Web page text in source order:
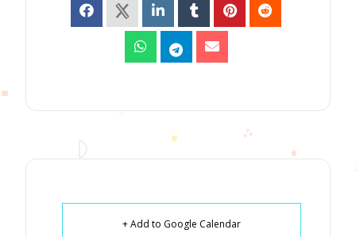
+ Add to Google Calendar